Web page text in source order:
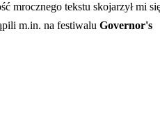
mrocznego tekstu skojarzył mi
m.in. na festiwalu Governor's